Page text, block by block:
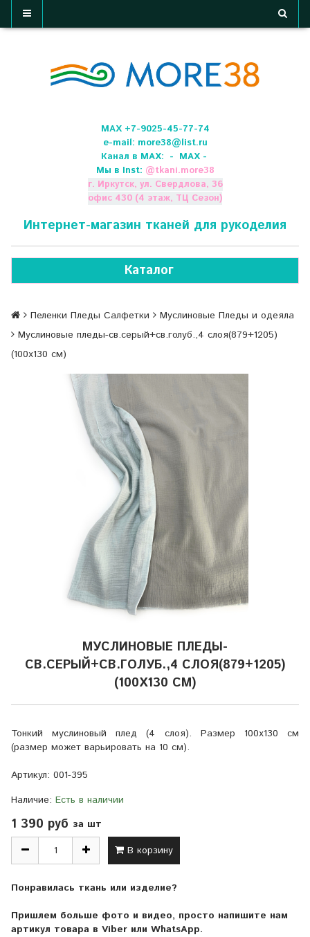
МАХ +7-9025-45-77-74
e-mail: more38@list.ru
Канал в МАХ: - МАХ -
Мы в Inst: @tkani.more38
г. Иркутск, ул. Свердлова, 36
офис 430 (4 этаж, ТЦ Сезон)
Интернет-магазин тканей для рукоделия
Каталог
Пеленки Пледы Салфетки
Муслиновые Пледы и одеяла
Муслиновые пледы-св.серый+св.голуб.,4 слоя(879+1205)
(100х130 см)
МУСЛИНОВЫЕ ПЛЕДЫ-
СВ.СЕРЫЙ+СВ.ГОЛУБ.,4 СЛОЯ(879+1205)
(100Х130 СМ)
Тонкий муслиновый плед (4 слоя). Размер 100х130 см
(размер может варьировать на 10 см).
Артикул: 001-395
Наличие: Есть в наличии
1 390 руб за шт
В корзину
Понравилась ткань или изделие?
Пришлем больше фото и видео, просто напишите нам
артикул товара в Viber или WhatsApp.